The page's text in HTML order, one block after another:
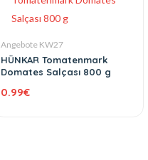
Angebote KW27
HÜNKAR Tomatenmark
Domates Salçası 800 g
0.99€